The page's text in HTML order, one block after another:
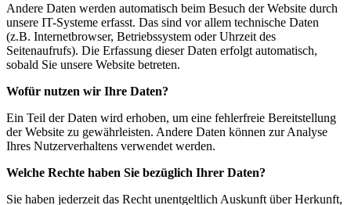
Andere Daten werden automatisch beim Besuch der Website durch
unsere IT-Systeme erfasst. Das sind vor allem technische Daten
(z.B. Internetbrowser, Betriebssystem oder Uhrzeit des
Seitenaufrufs). Die Erfassung dieser Daten erfolgt automatisch,
sobald Sie unsere Website betreten.
Wofür nutzen wir Ihre Daten?
Ein Teil der Daten wird erhoben, um eine fehlerfreie Bereitstellung
der Website zu gewährleisten. Andere Daten können zur Analyse
Ihres Nutzerverhaltens verwendet werden.
Welche Rechte haben Sie bezüglich Ihrer Daten?
Sie haben jederzeit das Recht unentgeltlich Auskunft über Herkunft,